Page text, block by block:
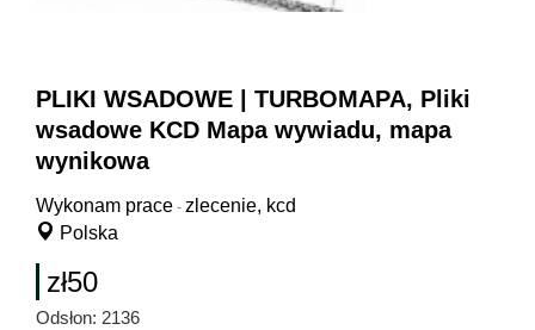
PLIKI WSADOWE | TURBOMAPA, Pliki
wsadowe KCD Mapa wywiadu, mapa
wynikowa
Wykonam prace - zlecenie, kcd
Polska
zł50
Odsłon: 2136